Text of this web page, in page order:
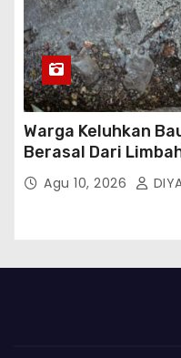
Warga Keluhkan
Berasal Dari
Bandar Lampung
Agu 10, 2026